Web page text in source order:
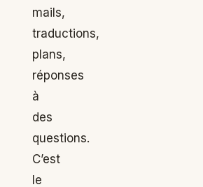
mails,
traductions,
plans,
réponses
à
des
questions.
C’est
le